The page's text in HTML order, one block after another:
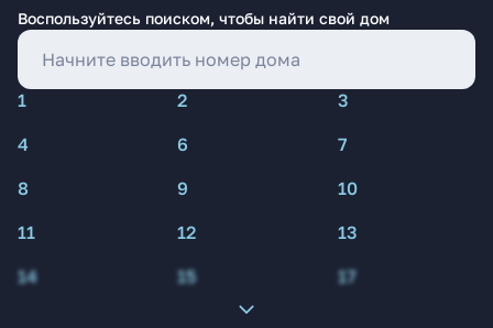
Воспользуйтесь поиском, чтобы найти свой дом
1 2
3
4
6
7
8
9
10
11
12
13
14
15 17